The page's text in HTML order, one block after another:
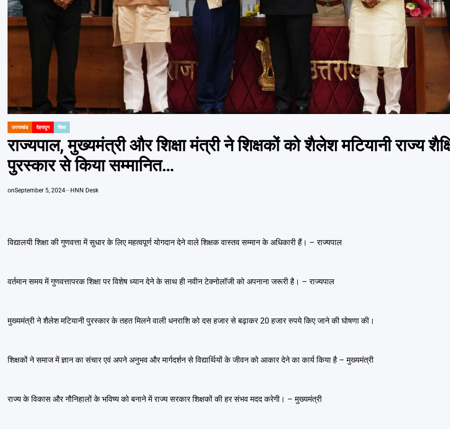
POSTED
उत्तराखंड देहरादून शिक्षा
राज्यपाल, मुख्यमंत्री और शिक्षा मंत्री ने शिक्षकों को शैलेश मटियानी राज्य
पुरस्कार से किया सम्मानित…
onSeptember 5, 2024 HNN Desk
विद्यालयी शिक्षा की गुणवत्ता में सुधार के लिए महत्वपूर्ण योगदान देने वाले शिक्षक वास्तव सम्मान के अधिकारी हैं। – राज्यपाल
वर्तमान समय में गुणवत्तापरक शिक्षा पर विशेष ध्यान देने के साथ ही नवीन टेक्नोलॉजी को अपनाना जरूरी है। – राज्यपाल
मुख्यमंत्री ने शैलेश मटियानी पुरस्कार के तहत मिलने वाली धनराशि को दस हजार से बढ़ाकर 20 हजार रुपये किए जाने की घोषणा की।
शिक्षकों ने समाज में ज्ञान का संचार एवं अपने अनुभव और मार्गदर्शन से विद्यार्थियों के जीवन को आकार देने का कार्य किया है – मुख्यमंत्री
राज्य के विकास और नौनिहालों के भविष्य को बनाने में राज्य सरकार शिक्षकों की हर संभव मदद करेगी। – मुख्यमंत्री